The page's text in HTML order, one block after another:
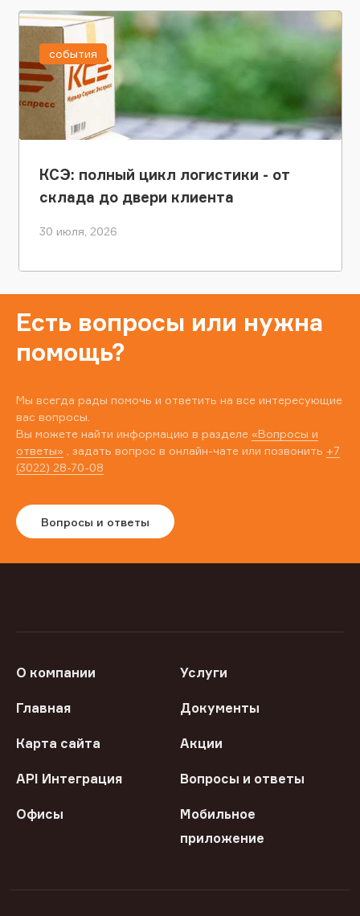
КСЭ: полный цикл логистики - от
склада до двери клиента
30 июля, 2026
события
Есть вопросы или нужна
помощь?
Мы всегда рады помочь и ответить на все интересующие
вас вопросы.
Вы можете найти информацию в разделе «Вопросы и
ответы» , задать вопрос в онлайн-чате или позвонить +7
(3022) 28-70-08
Вопросы и ответы
О компании Услуги
Главная Документы
Карта сайта Акции
API Интеграция Вопросы и ответы
Офисы
Мобильное
приложение